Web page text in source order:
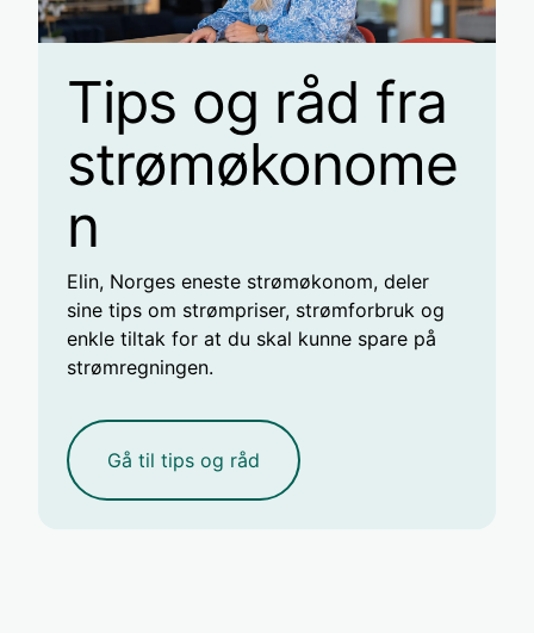
Tips og råd fra
strømøkonome
n
Elin, Norges eneste strømøkonom, deler
sine tips om strømpriser, strømforbruk og
enkle tiltak for at du skal kunne spare på
strømregningen.
Gå til tips og råd